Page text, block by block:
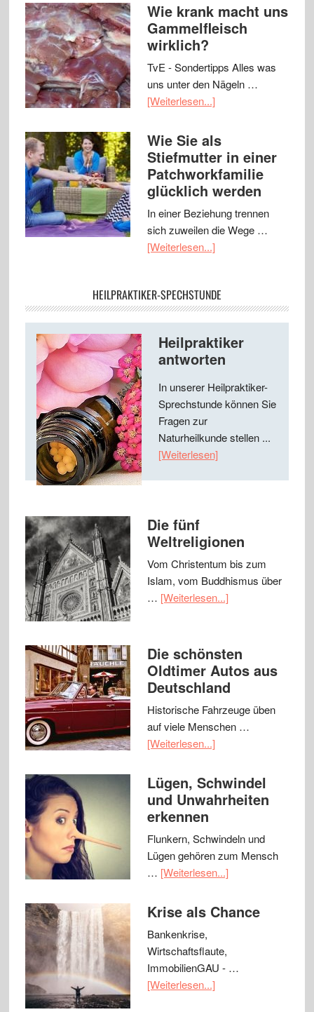
Wie krank macht uns
Gammelfleisch
wirklich?
TvE - Sondertipps Alles was
uns unter den Nägeln …
[Weiterlesen...]
Wie Sie als
Stiefmutter in einer
Patchworkfamilie
glücklich werden
In einer Beziehung trennen
sich zuweilen die Wege …
[Weiterlesen...]
HEILPRAKTIKER-SPECHSTUNDE
Heilpraktiker
antworten
In unserer Heilpraktiker-
Sprechstunde können Sie
Fragen zur
Naturheilkunde stellen ...
[Weiterlesen]
Die fünf
Weltreligionen
Vom Christentum bis zum
Islam, vom Buddhismus über
… [Weiterlesen...]
Die schönsten
Oldtimer Autos aus
Deutschland
Historische Fahrzeuge üben
auf viele Menschen …
[Weiterlesen...]
Lügen, Schwindel
und Unwahrheiten
erkennen
Flunkern, Schwindeln und
Lügen gehören zum Mensch
… [Weiterlesen...]
Krise als Chance
Bankenkrise,
Wirtschaftsflaute,
ImmobilienGAU - …
[Weiterlesen...]